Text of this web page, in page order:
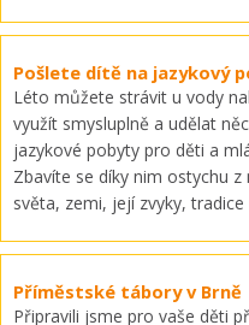
Pošlete dítě na jazykový
Léto můžete strávit u vody
využít smysluplně a udělat
jazykové pobyty pro děti a
Zbavíte se díky nim ostychu
světa, zemi, její zvyky,
Příměstské tábory v Brně
Připravili jsme pro vaše děti